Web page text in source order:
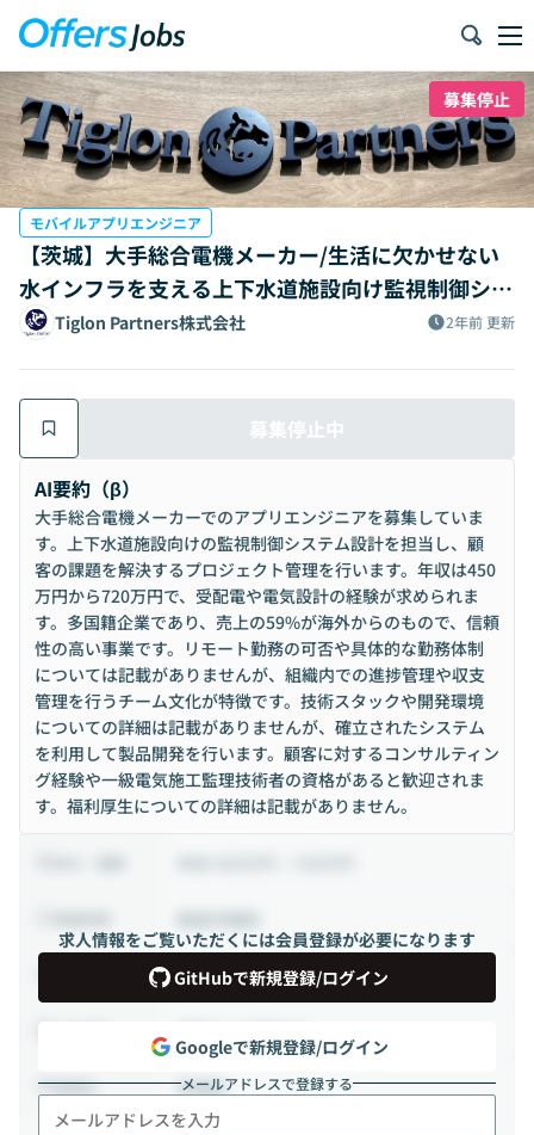
募集停止
モバイルアプリエンジニア
【茨城】大手総合電機メーカー/生活に欠かせない
水インフラを支える上下水道施設向け監視制御シス
テム設計（担当者クラス）
Tiglon Partners株式会社 2年前 更新
募集停止中
AI要約（β）
大手総合電機メーカーでのアプリエンジニアを募集していま
す。上下水道施設向けの監視制御システム設計を担当し、顧
客の課題を解決するプロジェクト管理を行います。年収は450
万円から720万円で、受配電や電気設計の経験が求められま
す。多国籍企業であり、売上の59%が海外からのもので、信頼
性の高い事業です。リモート勤務の可否や具体的な勤務体制
については記載がありませんが、組織内での進捗管理や収支
管理を行うチーム文化が特徴です。技術スタックや開発環境
についての詳細は記載がありませんが、確立されたシステム
を利用して製品開発を行います。顧客に対するコンサルティン
グ経験や一級電気施工監理技術者の資格があると歓迎されま
す。福利厚生についての詳細は記載がありません。
求人情報をご覧いただくには会員登録が必要になります
GitHubで新規登録/ログイン
Googleで新規登録/ログイン
メールアドレスで登録する
正社員
勤務地 茨城県